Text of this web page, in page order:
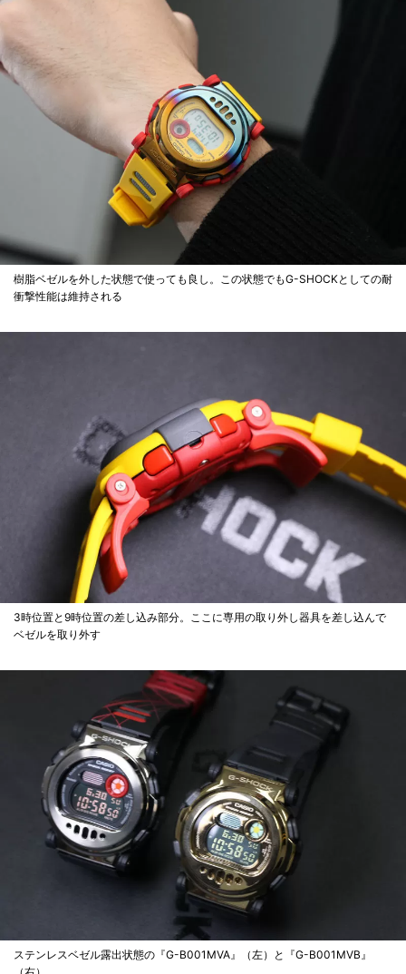
樹脂ベゼルを外した状態で使っても良し。この状態でもG-SHOCKとしての耐
衝撃性能は維持される
3時位置と9時位置の差し込み部分。ここに専用の取り外し器具を差し込んで
ベゼルを取り外す
ステンレスベゼル露出状態の『G-B001MVA』（左）と『G-B001MVB』